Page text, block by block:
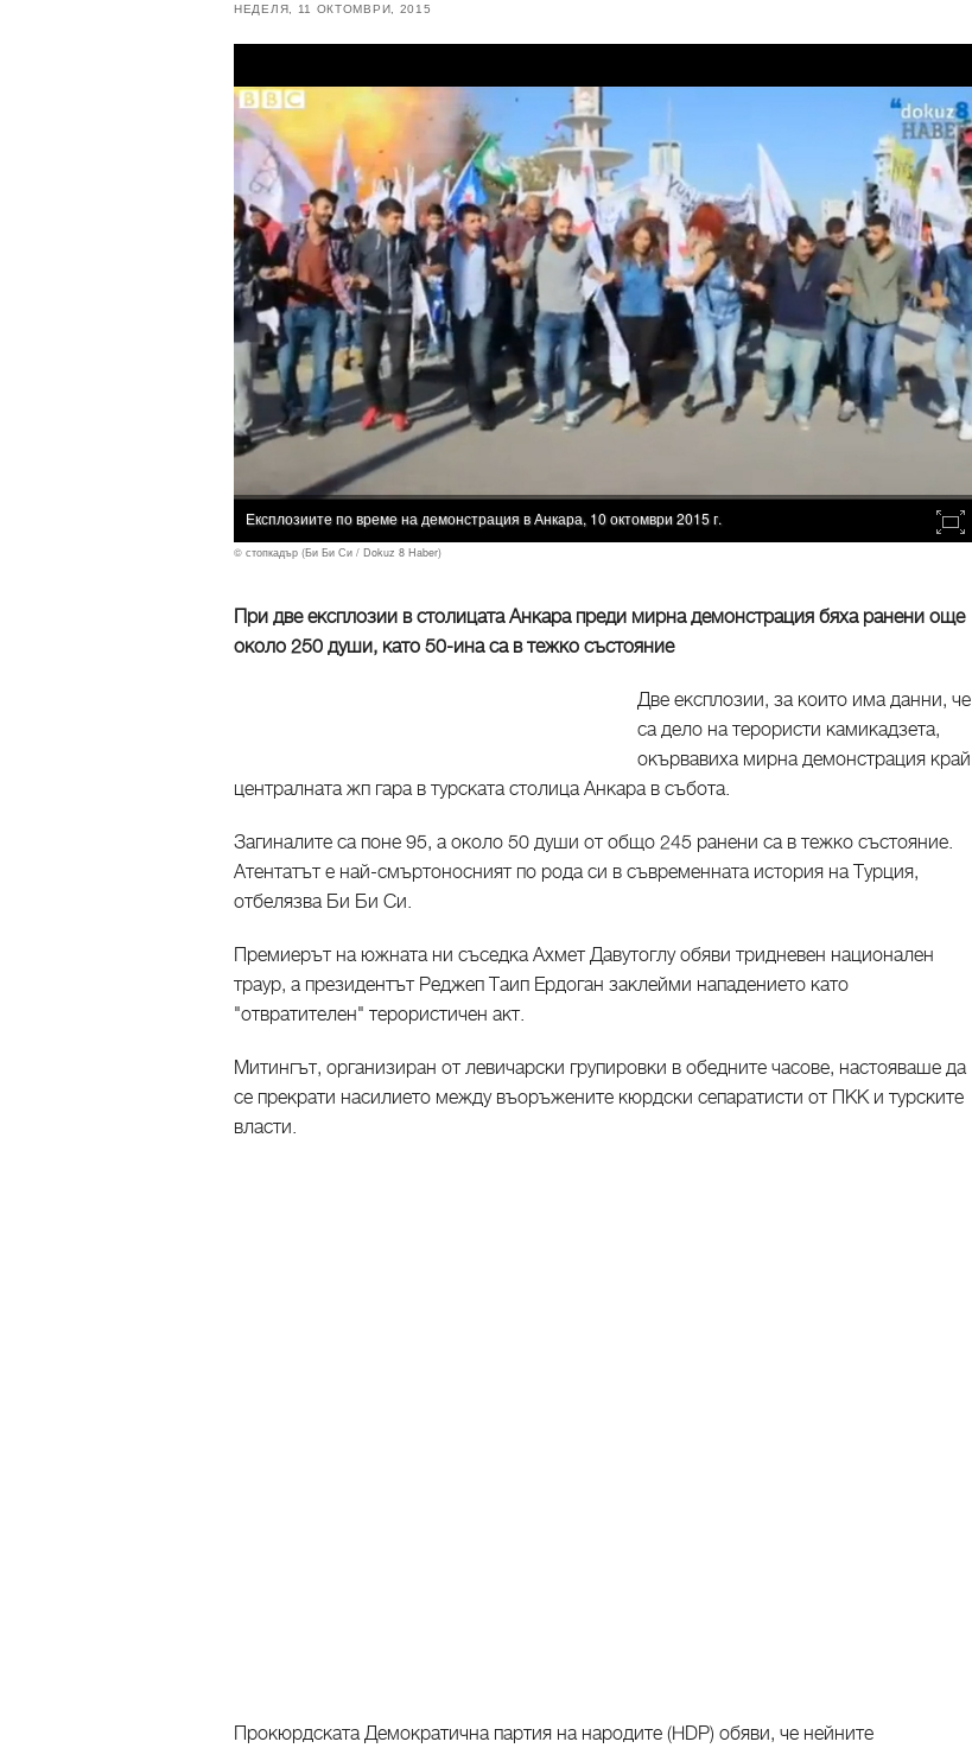
НЕДЕЛЯ, 11 ОКТОМВРИ, 2015
Експлозиите по време на демонстрация в Анкара, 10 октомври 2015 г.
© стопкадър (Би Би Си / Dokuz 8 Haber)
При две експлозии в столицата Анкара преди мирна демонстрация бяха ранени още
около 250 души, като 50-ина са в тежко състояние
Две експлозии, за които има данни, че
са дело на терористи камикадзета,
окървавиха мирна демонстрация край
централната жп гара в турската столица Анкара в събота.
Загиналите са поне 95, а около 50 души от общо 245 ранени са в тежко състояние.
Атентатът е най-смъртоносният по рода си в съвременната история на Турция,
отбелязва Би Би Си.
Премиерът на южната ни съседка Ахмет Давутоглу обяви тридневен национален
траур, а президентът Реджеп Таип Ердоган заклейми нападението като
"отвратителен" терористичен акт.
Митингът, организиран от левичарски групировки в обедните часове, настояваше да
се прекрати насилието между въоръжените кюрдски сепаратисти от ПКК и турските
власти.
Прокюрдската Демократична партия на народите (HDP) обяви, че нейните